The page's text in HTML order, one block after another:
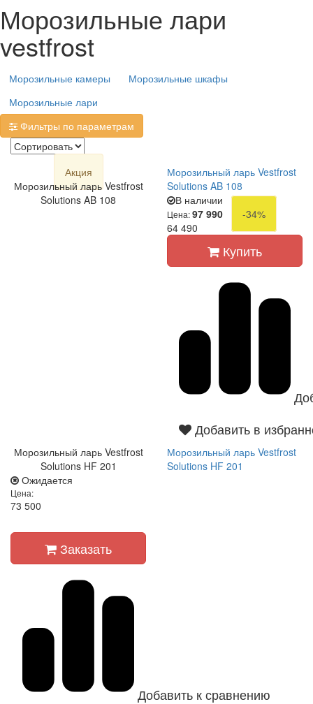
Морозильные лари
vestfrost
Морозильные камеры
Морозильные шкафы
Морозильные лари
Фильтры по параметрам
Акция
Морозильный ларь Vestfrost
Solutions AB 108
Морозильный ларь Vestfrost
Solutions AB 108
В наличии
Цена:97 990
-34%
64 490
Купить
Добавить в
Морозильный ларь Vestfrost
Solutions HF 201
Морозильный ларь Vestfrost
Solutions HF 201
Ожидается
Цена:
73 500
Заказать
Добавить к сравнению